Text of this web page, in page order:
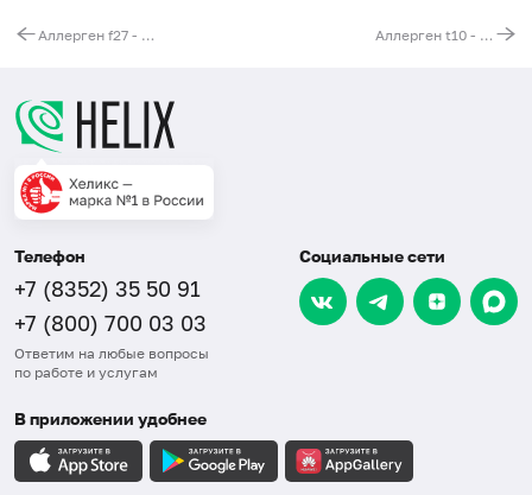
Аллерген f27 - говядина, IgE Аллерген t10 - грецкий орех (пыльца), IgE
Телефон
+7 (8352) 35 50 91
+7 (800) 700 03 03
Ответим на любые вопросы
по работе и услугам
Социальные сети
В приложении удобнее